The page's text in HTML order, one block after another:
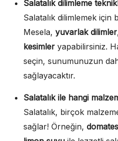
Salatalık dilimleme
Salatalık dilimlemek
Mesela, yuvarlak dilimler
kesimler yapabilirsiniz.
seçin, sunumunuzun
sağlayacaktır.
Salatalık ile hangi
Salatalık, birçok
sağlar! Örneğin, domates